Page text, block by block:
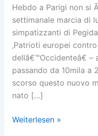
Hebdo a Parigi non si
settimanale marcia di
simpatizzanti di
‚Patrioti europei
dellâ€™Occidenteâ€
passando da 10mila a
scorso questo nuovo
nato […]
Patrioti
Weiterlesen »